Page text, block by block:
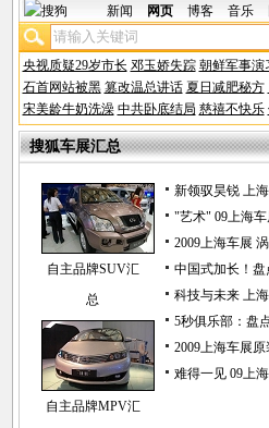
新闻 网页 博客 音乐
央视质疑29岁市长 邓玉娇失踪 朝鲜军事演
石首网站被黑 篡改温总讲话 夏日减肥秘方
宋美龄牛奶洗澡 中共卧底结局 慈禧不快乐
搜狐车展汇总
自主品牌SUV汇
总
自主品牌MPV汇
新领驭昊锐 上
"艺术" 09上海
2009上海车展
中国式加长！
科技与未来 上
5秒俱乐部：盘
2009上海车展
难得一见 09上